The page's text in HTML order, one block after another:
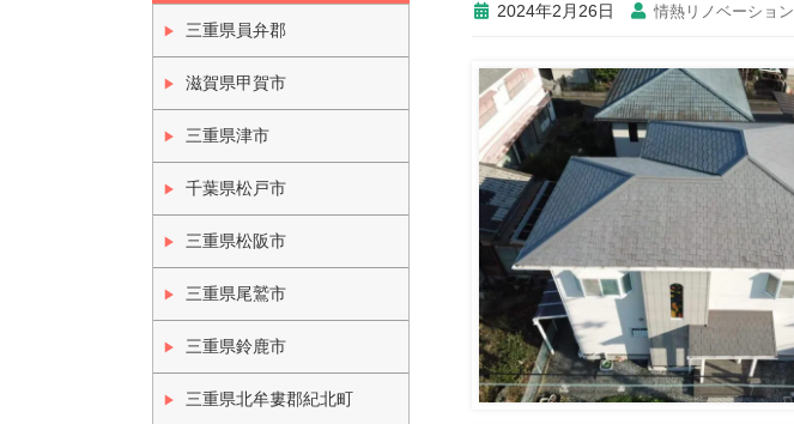
2024年2月26日 情熱リノベーション
三重県員弁郡
滋賀県甲賀市
三重県津市
千葉県松戸市
三重県松阪市
三重県尾鷲市
三重県鈴鹿市
三重県北牟婁郡紀北町